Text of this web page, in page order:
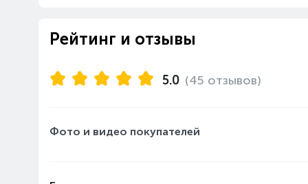
Ионизация
Блокировка пластин
Рейтинг и отзывы
5.0 (45 отзывов)
Фото и видео покупателей